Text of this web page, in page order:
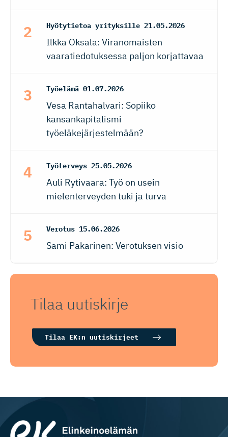
Hyötytietoa yrityksille 21.05.2026
Ilkka Oksala: Viranomaisten
vaaratiedotuksessa paljon korjattavaa
Työelämä 01.07.2026
Vesa Rantahalvari: Sopiiko
kansankapitalismi
työeläkejärjestelmään?
Työterveys 25.05.2026
Auli Rytivaara: Työ on usein
mielenterveyden tuki ja turva
Verotus 15.06.2026
Sami Pakarinen: Verotuksen visio
Tilaa uutiskirje
Tilaa EK:n uutiskirjeet